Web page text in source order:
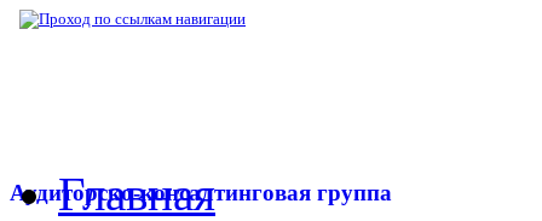
Аудиторско-консалтинговая группа
Главная